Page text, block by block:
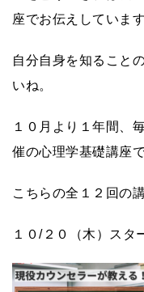
座でお伝えしています
自分自身を知ること
いね。
１０月より１年間、
催の心理学基礎講座で
こちらの全１２回の
１０/２０（木）スタ